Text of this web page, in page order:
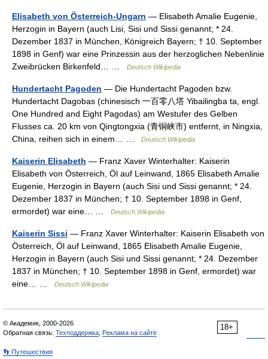
Elisabeth von Österreich-Ungarn — Elisabeth Amalie Eugenie,
Herzogin in Bayern (auch Lisi, Sisi und Sissi genannt; * 24.
Dezember 1837 in München, Königreich Bayern; † 10. September
1898 in Genf) war eine Prinzessin aus der herzoglichen Nebenlinie
Zweibrücken Birkenfeld… …
Deutsch Wikipedia
Hundertacht Pagoden — Die Hundertacht Pagoden bzw.
Hundertacht Dagobas (chinesisch 一百零八塔 Yibailingba ta, engl.
One Hundred and Eight Pagodas) am Westufer des Gelben
Flusses ca. 20 km von Qingtongxia (青铜峡市) entfernt, in Ningxia,
China, reihen sich in einem… …
Deutsch Wikipedia
Kaiserin Elisabeth — Franz Xaver Winterhalter: Kaiserin
Elisabeth von Österreich, Öl auf Leinwand, 1865 Elisabeth Amalie
Eugenie, Herzogin in Bayern (auch Sisi und Sissi genannt; * 24.
Dezember 1837 in München; † 10. September 1898 in Genf,
ermordet) war eine… …
Deutsch Wikipedia
Kaiserin Sissi — Franz Xaver Winterhalter: Kaiserin Elisabeth von
Österreich, Öl auf Leinwand, 1865 Elisabeth Amalie Eugenie,
Herzogin in Bayern (auch Sisi und Sissi genannt; * 24. Dezember
1837 in München; † 10. September 1898 in Genf, ermordet) war
eine… …
Deutsch Wikipedia
18+
© Академик, 2000-2026
Обратная связь: Техподдержка Реклама на сайте
👣 Путешествия